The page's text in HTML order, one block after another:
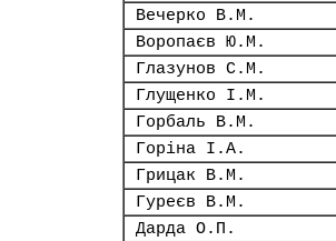
Вечерко В.М.
Воропаєв Ю.М.
Глазунов С.М.
Глущенко І.М.
Горбаль В.М.
Горіна І.А.
Грицак В.М.
Гуреєв В.М.
Дарда О.П.